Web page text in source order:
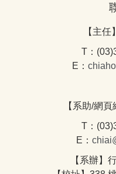
【主
T：
E：
【系助/網
T：
E：
【系辦】